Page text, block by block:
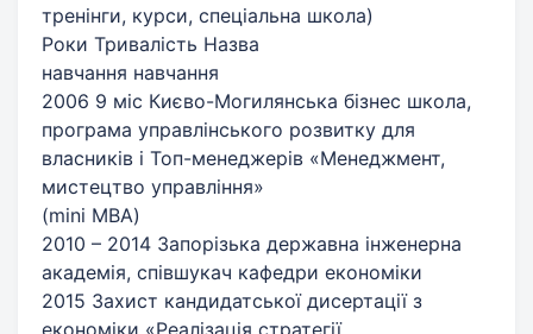
тренінги, курси, спеціальна школа)
Роки Тривалість Назва
навчання навчання
2006 9 міс Києво-Могилянська бізнес школа,
програма управлінського розвитку для
власників і Топ-менеджерів «Менеджмент,
мистецтво управління»
(mini MBA)
2010 – 2014 Запорізька державна інженерна
академія, співшукач кафедри економіки
2015 Захист кандидатської дисертації з
економіки «Реалізація стратегії